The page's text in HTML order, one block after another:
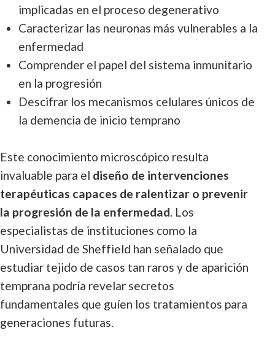
implicadas en el proceso degenerativo
Caracterizar las neuronas más vulnerables a la
enfermedad
Comprender el papel del sistema inmunitario
en la progresión
Descifrar los mecanismos celulares únicos de
la demencia de inicio temprano
Este conocimiento microscópico resulta
invaluable para el diseño de intervenciones
terapéuticas capaces de ralentizar o prevenir
la progresión de la enfermedad. Los
especialistas de instituciones como la
Universidad de Sheffield han señalado que
estudiar tejido de casos tan raros y de aparición
temprana podría revelar secretos
fundamentales que guíen los tratamientos para
generaciones futuras.